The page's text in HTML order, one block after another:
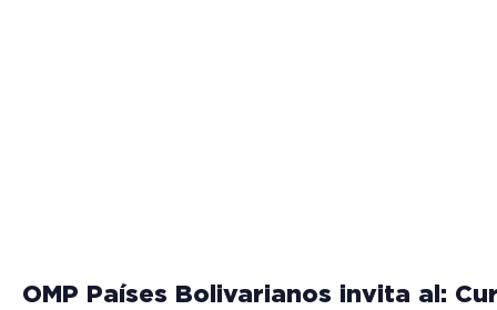
OMP Países Bolivarianos invita al: